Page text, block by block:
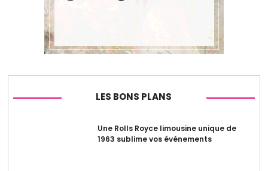
LES BONS PLANS
Une Rolls Royce limousine unique de
1963 sublime vos événements